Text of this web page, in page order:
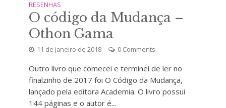
RESENHAS
O código da Mudança –
Othon Gama
11 de janeiro de 2018 0 Comments
Outro livro que comecei e terminei de ler no
finalzinho de 2017 foi O Código da Mudança,
lançado pela editora Academia. O livro possui
144 páginas e o autor é...